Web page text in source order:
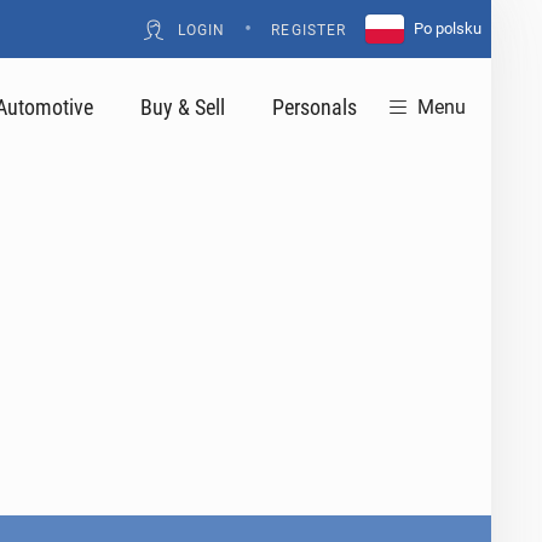
LOGIN • REGISTER Po polsku
Buy & Sell Personals Menu